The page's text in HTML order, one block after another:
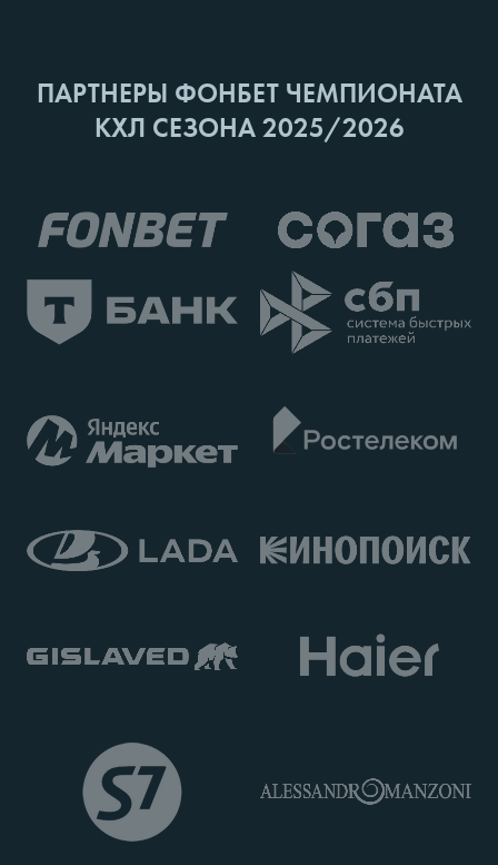
ПАРТНЕРЫ ФОНБЕТ ЧЕМПИОНАТА
КХЛ СЕЗОНА 2025/2026